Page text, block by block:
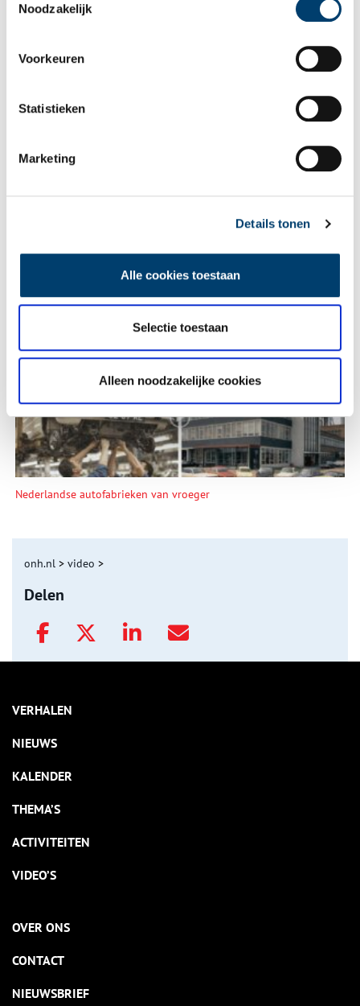
Noodzakelijk
Voorkeuren
Statistieken
Marketing
Details tonen
Alle cookies toestaan
Selectie toestaan
Alleen noodzakelijke cookies
Tien verdwenen pretparken
De eendenboeten op De Haukes
Nederlandse autofabrieken van vroeger
onh.nl > video >
Delen
VERHALEN
NIEUWS
KALENDER
THEMA’S
ACTIVITEITEN
VIDEO’S
OVER ONS
CONTACT
NIEUWSBRIEF